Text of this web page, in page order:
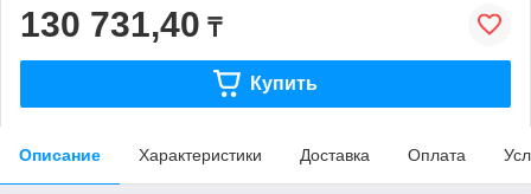
130 731,40 ₸
Купить
Описание Характеристики Доставка Оплата